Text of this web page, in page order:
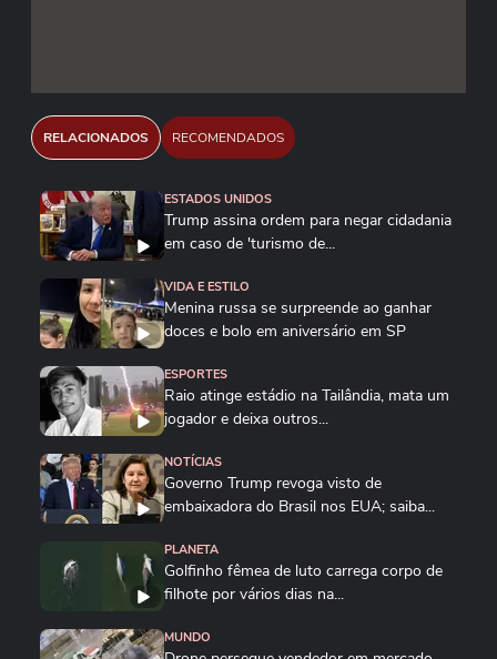
RELACIONADOS RECOMENDADOS
ESTADOS UNIDOS
Trump assina ordem para negar cidadania
em caso de 'turismo de...
VIDA E ESTILO
Menina russa se surpreende ao ganhar
doces e bolo em aniversário em SP
ESPORTES
Raio atinge estádio na Tailândia, mata um
jogador e deixa outros...
NOTÍCIAS
Governo Trump revoga visto de
embaixadora do Brasil nos EUA; saiba...
PLANETA
Golfinho fêmea de luto carrega corpo de
filhote por vários dias na...
MUNDO